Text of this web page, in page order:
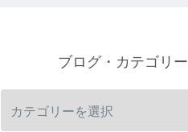
ブログ・カテゴリー